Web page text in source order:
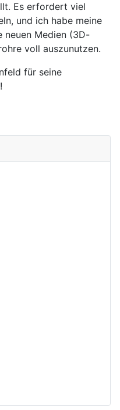
Es erfordert viel
und ich habe meine
neuen Medien (3D-
voll auszunutzen.
für seine